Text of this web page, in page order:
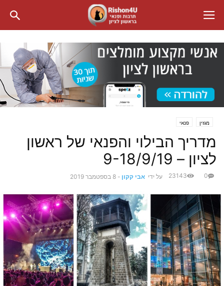
מגזין פנאי
מדריך הבילוי והפנאי של ראשון
לציון – 9-18/9/19
על ידי אבי קקון - 8 בספטמבר 2019 0
23143